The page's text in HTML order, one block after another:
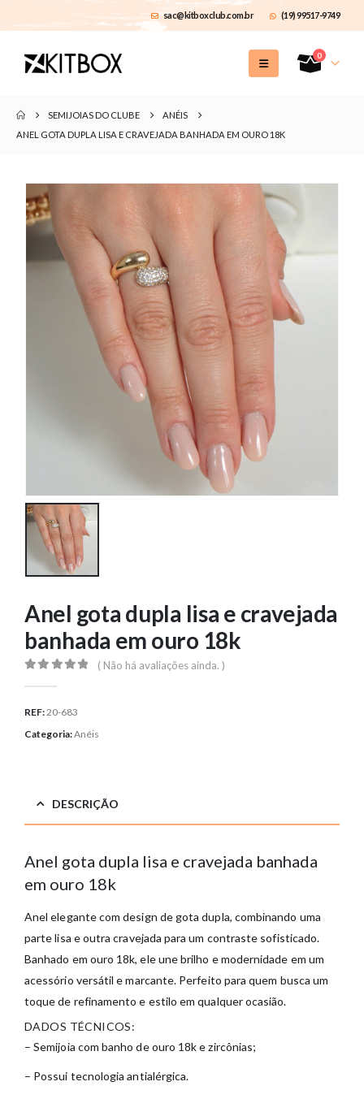
sac@kitboxclub.com.br (19) 99517-9749
0
SEMIJOIAS DO CLUBE
ANÉIS
ANEL GOTA DUPLA LISA E CRAVEJADA BANHADA EM OURO 18K
Anel gota dupla lisa e cravejada
banhada em ouro 18k
( Não há avaliações ainda. )
REF:20-683
Categoria:Anéis
DESCRIÇÃO
Anel gota dupla lisa e cravejada banhada
em ouro 18k
Anel elegante com design de gota dupla, combinando uma
parte lisa e outra cravejada para um contraste sofisticado.
Banhado em ouro 18k, ele une brilho e modernidade em um
acessório versátil e marcante. Perfeito para quem busca um
toque de refinamento e estilo em qualquer ocasião.
DADOS TÉCNICOS:
– Semijoia com banho de ouro 18k e zircônias;
– Possui tecnologia antialérgica.